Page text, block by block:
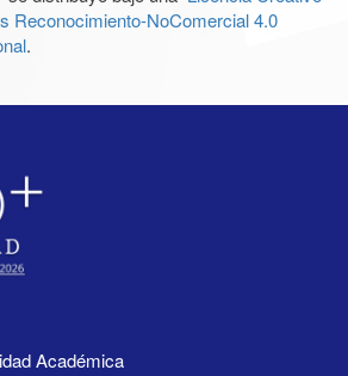
Reconocimiento-NoComercial 4.0
.
Académica